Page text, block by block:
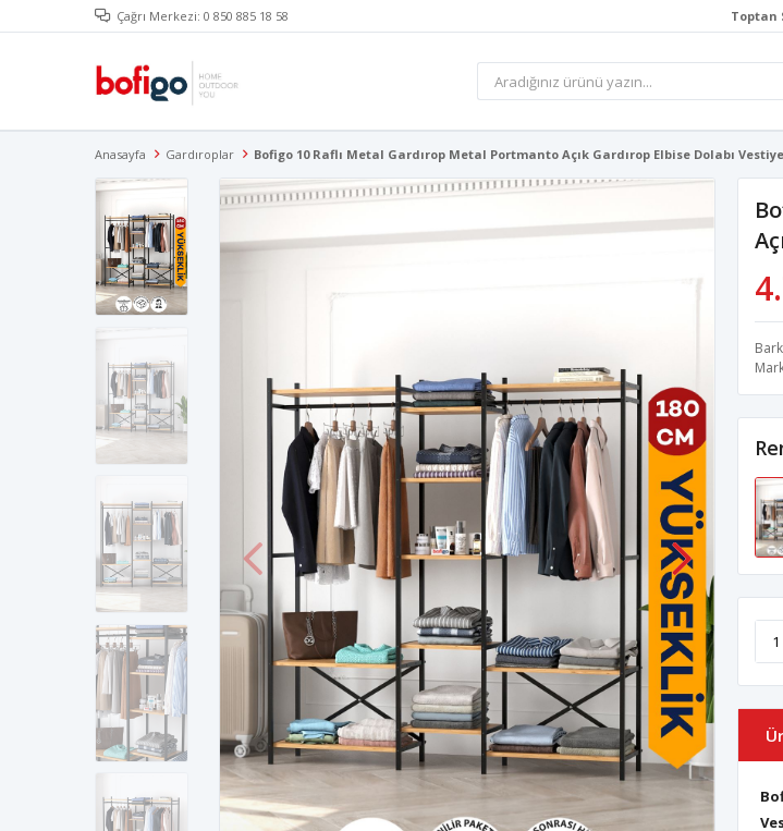
Çağrı Merkezi: 0 850 885 18 58 Toptan
Anasayfa Gardıroplar Bofigo 10 Raflı Metal Gardırop Metal Portmanto Açık Gardırop Elbise Dolabı